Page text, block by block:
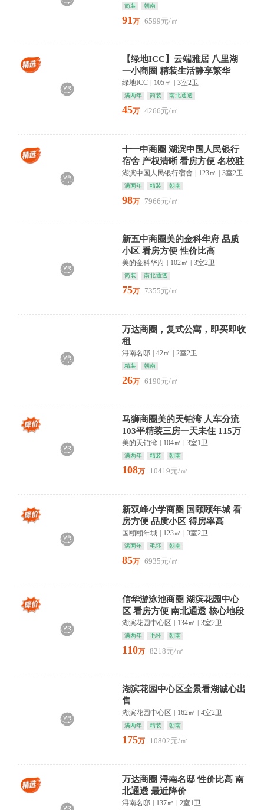
简装 朝南
91万 6599元/㎡
【绿地ICC】云端雅居 八里湖
一小商圈 精装生活静享繁华
绿地ICC 105㎡ 3室2卫
满两年 简装 南北通透
45万 4266元/㎡
十一中商圈 湖滨中国人民银行
宿舍 产权清晰 看房方便 名校驻
守
湖滨中国人民银行宿舍 | 123㎡ | 3室2卫
满两年 精装 朝南
98万 7966元/㎡
新五中商圈美的金科华府 品质
小区 看房方便 性价比高
美的金科华府 102㎡ 3室2卫
简装 南北通透
75万 7355元/㎡
万达商圈，复式公寓，即买即收
租
浔南名邸 | 42㎡ | 2室2卫
精装 朝南
26万 6190元/㎡
马狮商圈美的天铂湾 人车分流
103平精装三房一天未住 115万
元
美的天铂湾 104㎡ 3室1卫
满两年 精装 朝南
108万 10419元/㎡
新双峰小学商圈 国颐颐年城 看
房方便 品质小区 得房率高
国颐颐年城 | 123㎡ | 3室2卫
满两年 毛坯 朝南
85万 6935元/㎡
信华游泳池商圈 湖滨花园中心
区 看房方便 南北通透 核心地段
湖滨花园中心区 134㎡ 3室2卫
满两年 毛坯 朝南
110万 8218元/㎡
湖滨花园中心区全景看湖诚心出
售
湖滨花园中心区 162㎡ 4室2卫
满两年 精装 朝南
175万 10802元/㎡
万达商圈 浔南名邸 性价比高 南
北通透 最近降价
浔南名邸 | 137㎡ | 2室1卫